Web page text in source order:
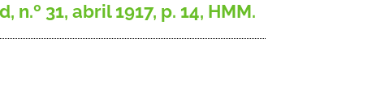
31, abril 1917, p. 14, HMM.